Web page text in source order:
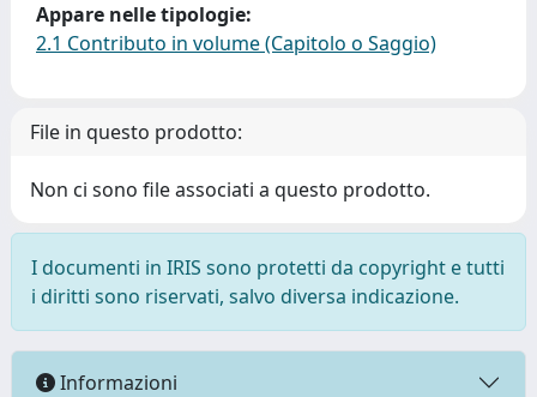
Appare nelle tipologie:
2.1 Contributo in volume (Capitolo o Saggio)
File in questo prodotto:
Non ci sono file associati a questo prodotto.
I documenti in IRIS sono protetti da copyright e tutti
i diritti sono riservati, salvo diversa indicazione.
Informazioni